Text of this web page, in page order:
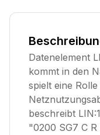
Datenelement
kommt in den
spielt eine
beschreibt
"0200 SG7 C